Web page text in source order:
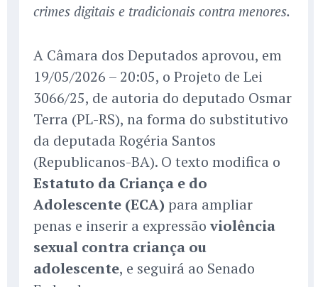
crimes digitais e tradicionais contra menores.
A Câmara dos Deputados aprovou, em
19/05/2026 – 20:05, o Projeto de Lei
3066/25, de autoria do deputado Osmar
Terra (PL-RS), na forma do substitutivo
da deputada Rogéria Santos
(Republicanos-BA). O texto modifica o
Estatuto da Criança e do
Adolescente (ECA) para ampliar
penas e inserir a expressãoviolência
sexual contra criança ou
adolescente, e seguirá ao Senado